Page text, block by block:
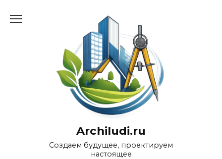
Archiludi.ru
Создаем будущее, проектируем
настоящее